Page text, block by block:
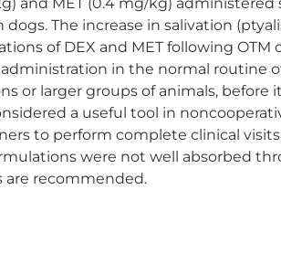
The increase in salivation
of DEX and MET following
in the normal routine
or larger groups of animals,
a useful tool in
to perform complete clinical
were not well absorbed
recommended.